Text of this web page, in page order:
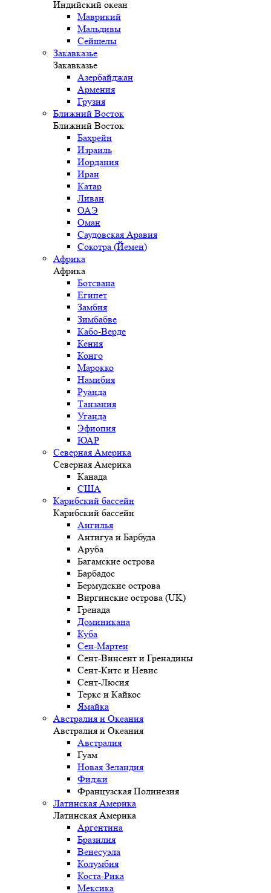
Индийский океан
Маврикий
Мальдивы
Сейшелы
Закавказье
Закавказье
Азербайджан
Армения
Грузия
Ближний Восток
Ближний Восток
Бахрейн
Израиль
Иордания
Иран
Катар
Ливан
ОАЭ
Оман
Саудовская Аравия
Сокотра (Йемен)
Африка
Африка
Ботсвана
Египет
Замбия
Зимбабве
Кабо-Верде
Кения
Конго
Марокко
Намибия
Руанда
Танзания
Уганда
Эфиопия
ЮАР
Северная Америка
Северная Америка
Канада
США
Карибский бассейн
Карибский бассейн
Ангилья
Антигуа и Барбуда
Аруба
Багамские острова
Барбадос
Бермудские острова
Виргинские острова (UK)
Гренада
Доминикана
Куба
Сен-Мартен
Сент-Винсент и Гренадины
Сент-Китс и Невис
Сент-Люсия
Теркс и Кайкос
Ямайка
Австралия и Океания
Австралия и Океания
Австралия
Гуам
Новая Зеландия
Фиджи
Французская Полинезия
Латинская Америка
Латинская Америка
Аргентина
Бразилия
Венесуэла
Колумбия
Коста-Рика
Мексика